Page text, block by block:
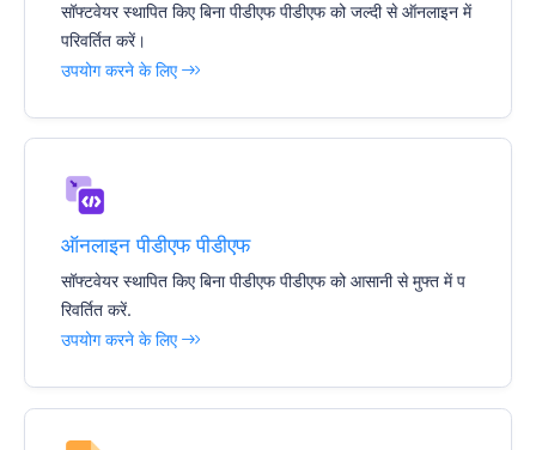
सॉफ्टवेयर स्थापित किए बिना पीडीएफ पीडीएफ को जल्दी से ऑनलाइन में
परिवर्तित करें।
उपयोग करने के लिए
ऑनलाइन पीडीएफ पीडीएफ
सॉफ्टवेयर स्थापित किए बिना पीडीएफ पीडीएफ को आसानी से मुफ्त में प
रिवर्तित करें.
उपयोग करने के लिए